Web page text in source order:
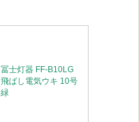
冨士灯器 FF-B10LG
飛ばし電気ウキ 10号
緑